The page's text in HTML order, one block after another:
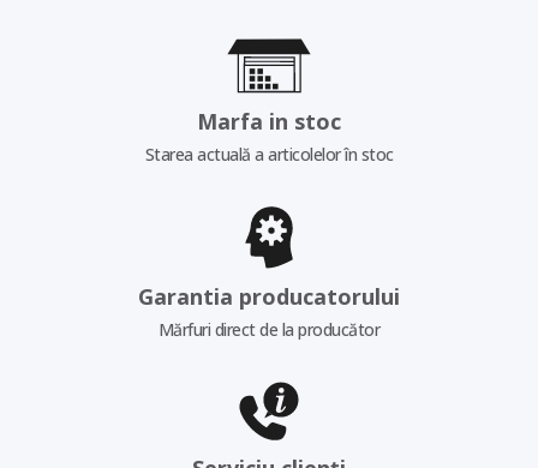
Marfa in stoc
Starea actuală a articolelor în stoc
Garantia producatorului
Mărfuri direct de la producător